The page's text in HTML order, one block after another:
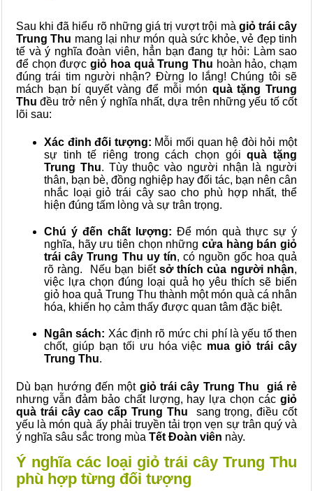
Sau khi đã hiểu rõ những giá trị vượt trội mà giỏ trái cây
Trung Thu mang lại như món quà sức khỏe, vẻ đẹp tinh
tế và ý nghĩa đoàn viên, hẳn bạn đang tự hỏi: Làm sao
để chọn đượcgiỏ hoa quả Trung Thu hoàn hảo, chạm
đúng trái tim người nhận? Đừng lo lắng! Chúng tôi sẽ
mách bạn bí quyết vàng để mỗi món quà tặng Trung
Thuđều trở nên ý nghĩa nhất, dựa trên những yếu tố cốt
lõi sau:
Xác đinh đối tượng: Mỗi mối quan hệ đòi hỏi một
sự tinh tế riêng trong cách chọn góiquà tặng
Trung Thu. Tùy thuộc vào người nhận là người
thân, bạn bè, đồng nghiệp hay đối tác, bạn nên cân
nhắc loại giỏ trái cây sao cho phù hợp nhất, thể
hiện đúng tấm lòng và sự trân trọng.
Chú ý đến chất lượng: Để món quà thực sự ý
nghĩa, hãy ưu tiên chọn những cửa hàng bán giỏ
trái cây Trung Thu uy tín, có nguồn gốc hoa quả
rõ ràng. Nếu bạn biết sở thích của người nhận,
việc lựa chọn đúng loại quả họ yêu thích sẽ biến
giỏ hoa quả Trung Thu thành một món quà cá nhân
hóa, khiến họ cảm thấy được quan tâm đặc biệt.
Ngân sách: Xác định rõ mức chi phí là yếu tố then
chốt, giúp bạn tối ưu hóa việc mua giỏ trái cây
Trung Thu.
Dù bạn hướng đến một giỏ trái cây Trung Thu giá rẻ
nhưng vẫn đảm bảo chất lượng, hay lựa chọn các giỏ
quà trái cây cao cấp Trung Thu sang trọng, điều cốt
yếu là món quà ấy phải truyền tải trọn vẹn sự trân quý và
ý nghĩa sâu sắc trong mùa Tết Đoàn viên này.
Ý nghĩa các loại giỏ trái cây Trung Thu
phù hợp từng đối tượng